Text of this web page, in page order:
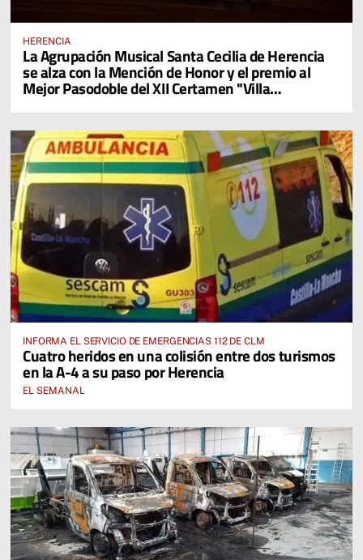
HERENCIA
La Agrupación Musical Santa Cecilia de Herencia
se alza con la Mención de Honor y el premio al
Mejor Pasodoble del XII Certamen "Villa
Cervantina de Mota del Cuervo"
INFORMA EL SERVICIO DE EMERGENCIAS 112 DE CLM
Cuatro heridos en una colisión entre dos turismos
en la A-4 a su paso por Herencia
EL SEMANAL